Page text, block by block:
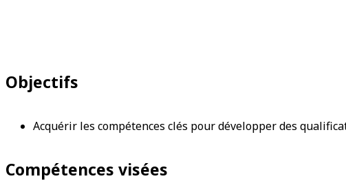
Objectifs
Acquérir les compétences clés pour développer des
Compétences visées